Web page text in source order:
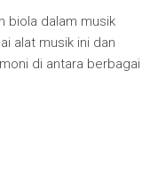
biola dalam musik
alat musik ini dan
di antara berbagai